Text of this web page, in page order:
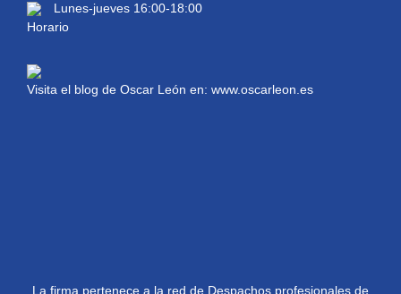
Lunes-jueves 16:00-18:00
Visita el blog de Oscar León en: www.oscarleon.es
La firma pertenece a la red de Despachos profesionales de